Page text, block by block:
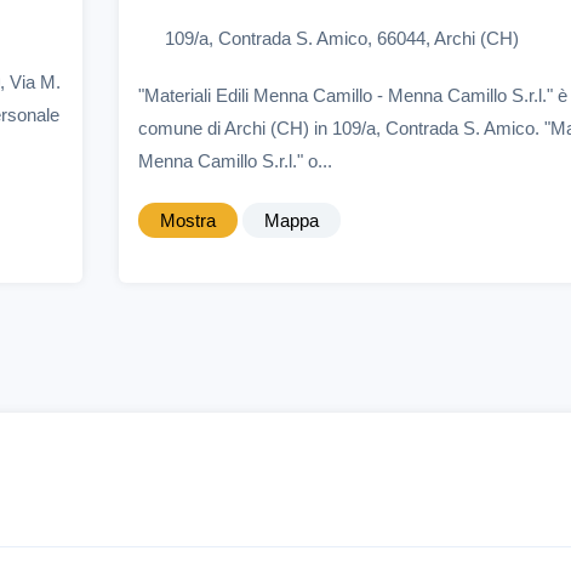
Via M.
109/a, Contrada S. Amico, 66044, Archi (CH)
"Materiali Edili Menna Camillo - Menna Camillo S.r.l."
comune di Archi (CH) in 109/a, Contrada S. Amico.
Menna Camillo S.r.l." o...
Mostra Mappa